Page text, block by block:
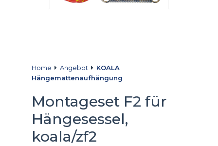
Home Angebot
KOALA
Hängemattenaufhängung
Montageset F2 für
Hängesessel,
koala/zf2